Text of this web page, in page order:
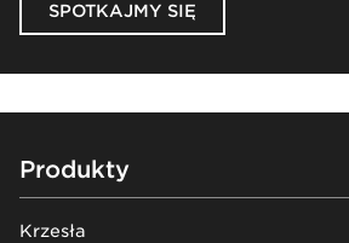
SPOTKAJMY SIĘ
Footer
Produkty
Krzesła